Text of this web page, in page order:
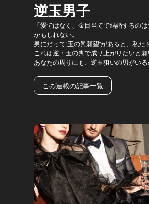
逆玉男子
「愛ではなく、金目当てで結婚するの
かもしれない。
男にだって“玉の輿願望”があると、私た
これは逆・玉の輿で成り上がりたいと
あなたの周りにも、逆玉狙いの男がい
この連載の記事一覧